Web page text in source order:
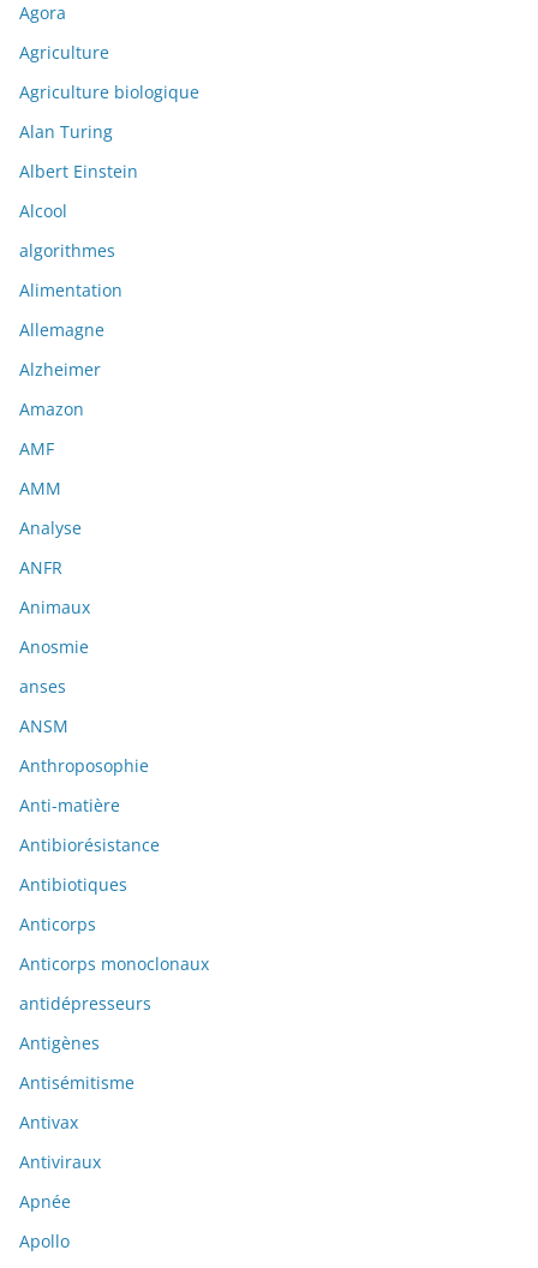
Agora
Agriculture
Agriculture biologique
Alan Turing
Albert Einstein
Alcool
algorithmes
Alimentation
Allemagne
Alzheimer
Amazon
AMF
AMM
Analyse
ANFR
Animaux
Anosmie
anses
ANSM
Anthroposophie
Anti-matière
Antibiorésistance
Antibiotiques
Anticorps
Anticorps monoclonaux
antidépresseurs
Antigènes
Antisémitisme
Antivax
Antiviraux
Apnée
Apollo